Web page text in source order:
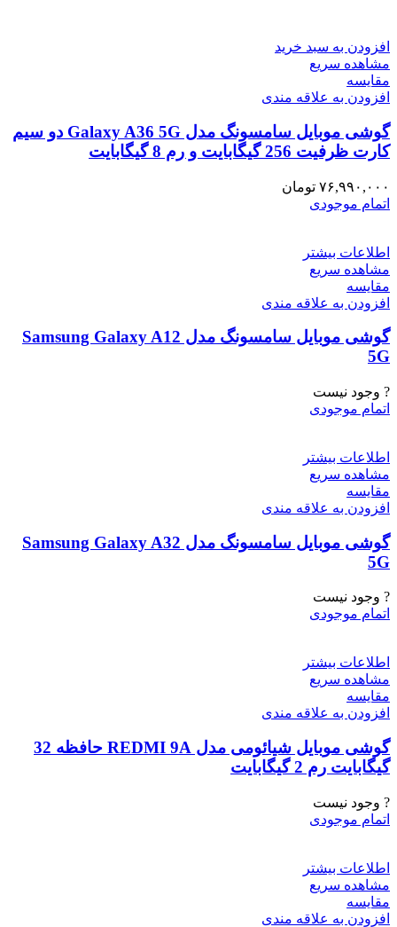
افزودن به سبد خرید
مشاهده سریع
مقایسه
افزودن به علاقه مندی
گوشی موبایل سامسونگ مدل Galaxy A36 5G دو سیم
کارت ظرفیت 256 گیگابایت و رم 8 گیگابایت
۷۶,۹۹۰,۰۰۰ تومان
اتمام موجودی
اطلاعات بیشتر
مشاهده سریع
مقایسه
افزودن به علاقه مندی
گوشی موبایل سامسونگ مدل Samsung Galaxy A12
5G
? وجود نیست
اتمام موجودی
اطلاعات بیشتر
مشاهده سریع
مقایسه
افزودن به علاقه مندی
گوشی موبایل سامسونگ مدل Samsung Galaxy A32
5G
? وجود نیست
اتمام موجودی
اطلاعات بیشتر
مشاهده سریع
مقایسه
افزودن به علاقه مندی
گوشی موبایل شیائومی مدل REDMI 9A حافظه 32
گیگابایت رم 2 گیگابایت
? وجود نیست
اتمام موجودی
اطلاعات بیشتر
مشاهده سریع
مقایسه
افزودن به علاقه مندی